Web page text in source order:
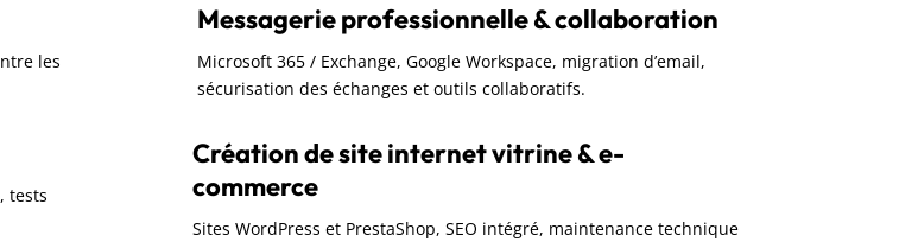
les
tests
Messagerie professionnelle & collaboration
Microsoft 365 / Exchange, Google Workspace, migration d’email,
sécurisation des échanges et outils collaboratifs.
Création de site internet vitrine & e-
commerce
Sites WordPress et PrestaShop, SEO intégré, maintenance technique